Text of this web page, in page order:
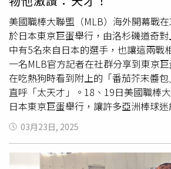
團隊也正在進一步調查Uber的相關政策
究平台責任。
美國職棒大聯盟（MLB）海外開幕戰
於日本東京巨蛋舉行，由洛杉磯道奇
中有5名來自日本的選手，也讓這兩戰
一名MLB官方記者在社群分享到東京
在吃熱狗時看到附上的「番茄芥末醬
直呼「太天才」。18、19日美國職棒
日本東京巨蛋舉行，讓許多亞洲棒球
精采表現，同時也有不少美國
記者克萊爾（Michael Clair）在開幕戰
與在美國不同的看球體驗。克萊爾在
出他在東京巨蛋看球，到販賣部購買熱
03月23日, 2025